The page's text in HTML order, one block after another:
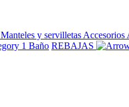
Manteles y servilletas Accesorios
Baño REBAJAS